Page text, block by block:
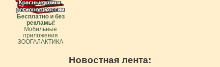
Бесплатно и без
рекламы!
Мобильные
приложения
ЗООГАЛАКТИКА
Новостная лента: